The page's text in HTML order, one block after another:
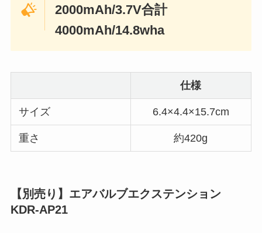
2000mAh/3.7V合計
4000mAh/14.8wha
仕様
サイズ 6.4×4.4×15.7cm
重さ 約420g
【別売り】エアバルブエクステンション
KDR-AP21